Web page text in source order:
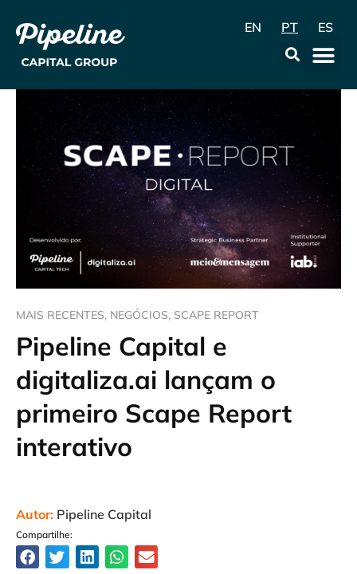
EN PT ES
MAIS RECENTES, NEGÓCIOS, SCAPE REPORT
Pipeline Capital e
digitaliza.ai lançam o
primeiro Scape Report
interativo
Autor: Pipeline Capital
Compartilhe: